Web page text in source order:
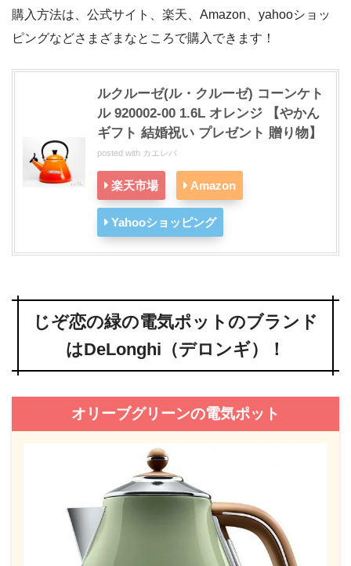
購入方法は、公式サイト、楽天、Amazon、yahooショッ
ピングなどさまざまなところで購入できます！
ルクルーゼ(ル・クルーゼ) コーンケト
ル 920002-00 1.6L オレンジ 【やかん
ギフト 結婚祝い プレゼント 贈り物】
posted with カエレバ
楽天市場 Amazon
Yahooショッピング
じぞ恋の緑の電気ポットのブランド
はDeLonghi（デロンギ）！
オリーブグリーンの電気ポット